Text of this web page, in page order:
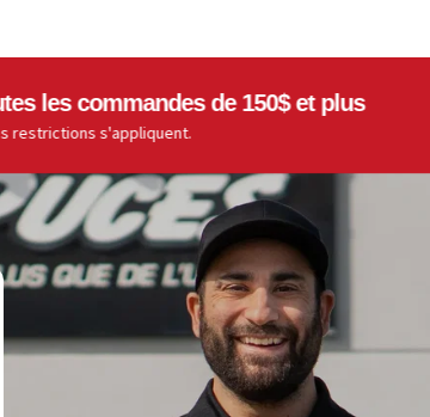
commandes de 150$ et plus
s'appliquent.